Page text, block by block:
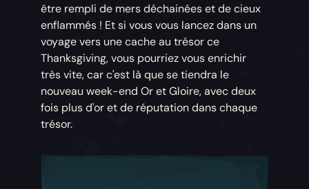
être rempli de mers déchainées et de cieux
enflammés ! Et si vous vous lancez dans un
voyage vers une cache au trésor ce
Thanksgiving, vous pourriez vous enrichir
très vite, car c'est là que se tiendra le
nouveau week-end Or et Gloire, avec deux
fois plus d'or et de réputation dans chaque
trésor.